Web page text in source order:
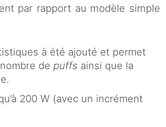
par rapport au modèle simple
à été ajouté et permet
de puffs ainsi que la
200 W (avec un incrément